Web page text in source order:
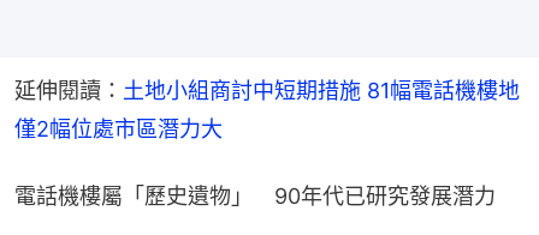
延伸閱讀： 土地小組商討中短期措施 81幅電話機樓地
僅2幅位處市區潛力大
電話機樓屬「歷史遺物」　90年代已研究發展潛力